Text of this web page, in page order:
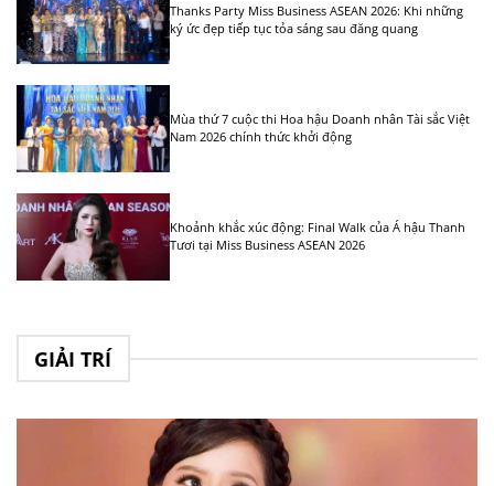
Thanks Party Miss Business ASEAN 2026: Khi những
ký ức đẹp tiếp tục tỏa sáng sau đăng quang
Mùa thứ 7 cuộc thi Hoa hậu Doanh nhân Tài sắc Việt
Nam 2026 chính thức khởi động
Khoảnh khắc xúc động: Final Walk của Á hậu Thanh
Tươi tại Miss Business ASEAN 2026
GIẢI TRÍ